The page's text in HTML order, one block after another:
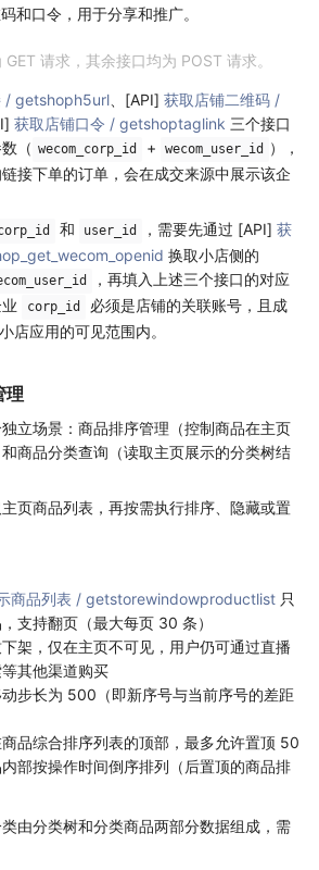
和口令，用于分享和推广。
请求，其余接口均为 POST 请求。
/ getshoph5url 、[API] 获取店铺二维码 /
获取店铺口令 / getshoptaglink 三个接口
（ wecom_corp_id + wecom_user_id
），
接下单的订单，会在成交来源中展示该企
和 user_id ，需要先通过 [API] 获
换取小店侧的
，再填入上述三个接口的对应
corp_id
必须是店铺的关联账号，且成
店应用的可见范围内。
理
立场景：商品排序管理（控制商品在主页
商品分类查询（读取主页展示的分类树结
主页商品列表，再按需执行排序、隐藏或置
商品列表 / getstorewindowproductlist 只
支持翻页（最大每页 30 条）
架，仅在主页不可见，用户仍可通过直播
其他渠道购买
步长为 500（即新序号与当前序号的差距
品综合排序列表的顶部，最多允许置顶 50
部按操作时间倒序排列（后置顶的商品排
类由分类树和分类商品两部分数据组成，需